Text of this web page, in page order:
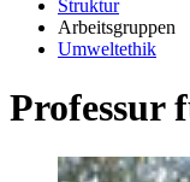
Struktur
Arbeitsgruppen
Umweltethik
Professur